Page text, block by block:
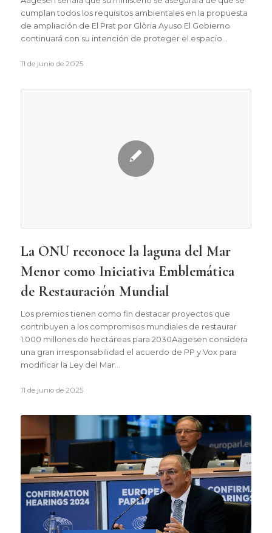
cumplan todos los requisitos ambientales en la propuesta
de ampliación de El Prat por Glòria Ayuso El Gobierno
continuará con su intención de proteger el espacio…
11 de junio de 2025
La ONU reconoce la laguna del Mar
Menor como Iniciativa Emblemática
de Restauración Mundial
Los premios tienen como fin destacar proyectos que
contribuyen a los compromisos mundiales de restaurar
1.000 millones de hectáreas para 2030Aagesen considera
una gran irresponsabilidad el acuerdo de PP y Vox para
modificar la Ley del Mar…
11 de junio de 2025